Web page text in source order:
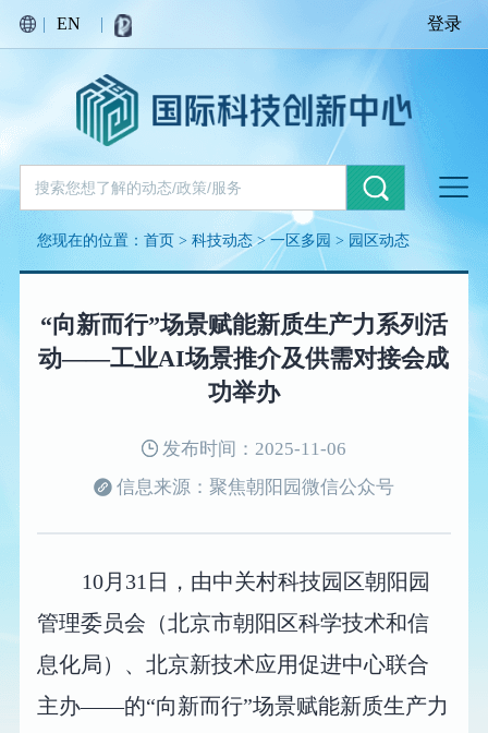
| EN | 登录
您现在的位置：首页 >科技动态>一区多园 > 园区动态
“向新而行”场景赋能新质生产力系列活
动——工业AI场景推介及供需对接会成
功举办
发布时间：2025-11-06
信息来源：聚焦朝阳园微信公众号
10月31日，由中关村科技园区朝阳园
管理委员会（北京市朝阳区科学技术和信
息化局）、北京新技术应用促进中心联合
主办——的“向新而行”场景赋能新质生产力